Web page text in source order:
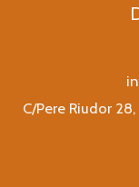
C/Pere Riudor